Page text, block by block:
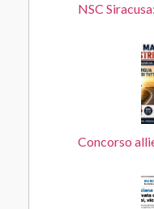
NSC
Concorso